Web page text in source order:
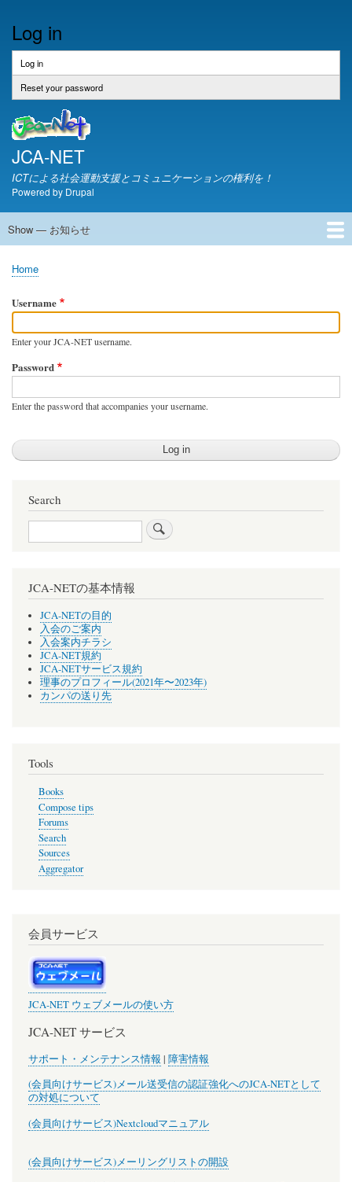
Log in
Primary
tabs
Log in
tab)
Reset your password
JCA-NET
ICTによる社会運動支援とコミュニケーションの権利を！
Powered by Drupal
お
ら
Show — お知らせ
JCA-NETからのお知らせ
Breadcrumb
Home
Username
Enter your JCA-NET username.
Password
Enter the password that accompanies your username.
Search
Search
JCA-NETの基本情報
JCA-NETの目的
入会のご案内
入会案内チラシ
JCA-NET規約
JCA-NETサービス規約
理事のプロフィール(2021年〜2023年)
カンパの送り先
Tools
Books
Compose tips
Forums
Search
Sources
Aggregator
会員サービス
JCA-NET ウェブメールの使い方
JCA-NET サービス
サポート・メンテナンス情報 | 障害情報
(会員向けサービス)メール送受信の認証強化へのJCA-NETとして
の対処について
(会員向けサービス)Nextcloudマニュアル
(会員向けサービス)メーリングリストの開設